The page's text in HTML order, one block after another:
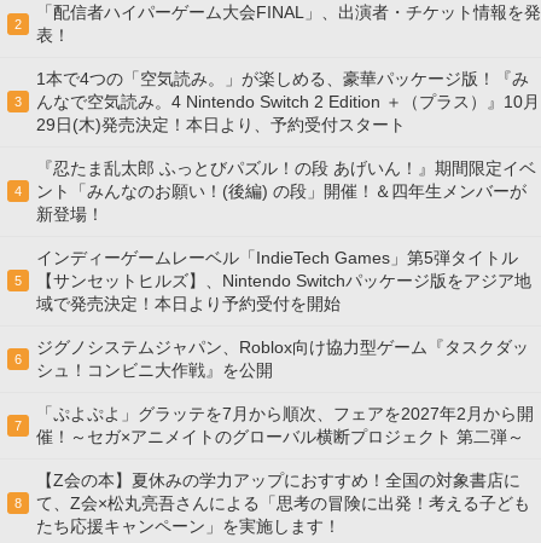
2
「配信者ハイパーゲーム大会FINAL」、出演者・チケット情報を発
表！
3
1本で4つの「空気読み。」が楽しめる、豪華パッケージ版！『み
んなで空気読み。4 Nintendo Switch 2 Edition ＋（プラス）』10月
29日(木)発売決定！本日より、予約受付スタート
4
『忍たま乱太郎 ふっとびパズル！の段 あげいん！』期間限定イベ
ント「みんなのお願い！(後編) の段」開催！＆四年生メンバーが
新登場！
5
インディーゲームレーベル「IndieTech Games」第5弾タイトル
【サンセットヒルズ】、Nintendo Switchパッケージ版をアジア地
域で発売決定！本日より予約受付を開始
6
ジグノシステムジャパン、Roblox向け協力型ゲーム『タスクダッ
シュ！コンビニ大作戦』を公開
7
「ぷよぷよ」グラッテを7月から順次、フェアを2027年2月から開
催！～セガ×アニメイトのグローバル横断プロジェクト 第二弾～
8
【Z会の本】夏休みの学力アップにおすすめ！全国の対象書店に
て、Z会×松丸亮吾さんによる「思考の冒険に出発！考える子ども
たち応援キャンペーン」を実施します！